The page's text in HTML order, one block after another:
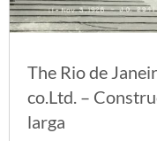
The Rio de
co.Ltd. –
larga